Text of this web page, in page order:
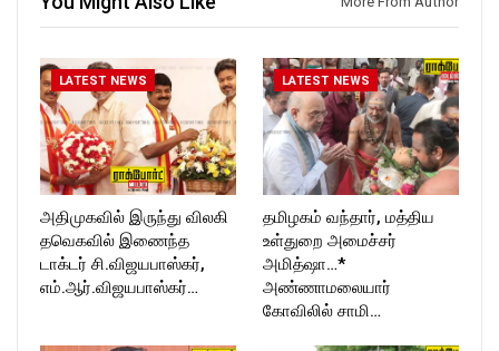
Follow us on:
T_TIMESC
LATEST NEWS
அதிமுகவில் இருந்து விலகி
தவெகவில் இணைந்த
டாக்டர் சி.விஜயபாஸ்கர்,
எம்.ஆர்.விஜயபாஸ்கர்…
LATEST NEWS
தமிழகம் வந்தார், மத்திய
உள்துறை அமைச்சர்
அமித்ஷா…*
அண்ணாமலையார்
கோவிலில் சாமி…